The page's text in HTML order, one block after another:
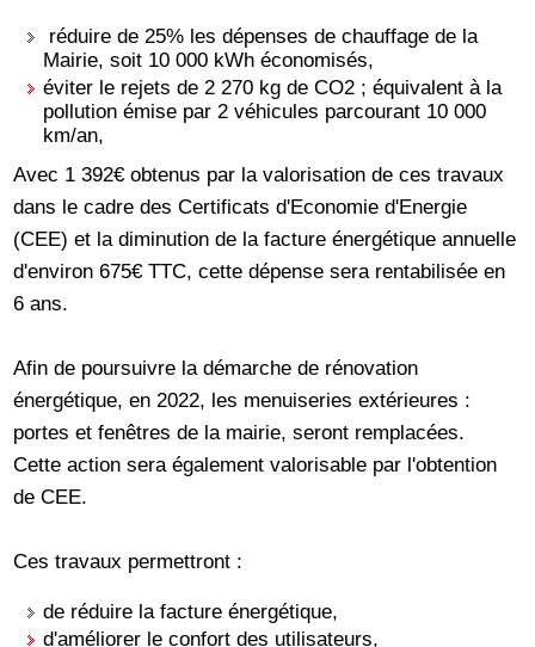
réduire de 25% les dépenses de chauffage de la
Mairie, soit 10 000 kWh économisés,
éviter le rejets de 2 270 kg de CO2 ; équivalent à la
pollution émise par 2 véhicules parcourant 10 000
km/an,
Avec 1 392€ obtenus par la valorisation de ces travaux
dans le cadre des Certificats d'Economie d'Energie
(CEE) et la diminution de la facture énergétique annuelle
d'environ 675€ TTC, cette dépense sera rentabilisée en
6 ans.
Afin de poursuivre la démarche de rénovation
énergétique, en 2022, les menuiseries extérieures :
portes et fenêtres de la mairie, seront remplacées.
Cette action sera également valorisable par l'obtention
de CEE.
Ces travaux permettront :
de réduire la facture énergétique,
d'améliorer le confort des utilisateurs,